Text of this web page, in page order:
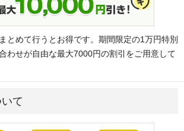
とめて行うとお得です。期間限定の1万円特別
わせが自由な最大7000円の割引をご用意して
て